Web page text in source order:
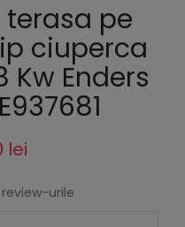
pe
ciuperca
Kw Enders
lei
urile